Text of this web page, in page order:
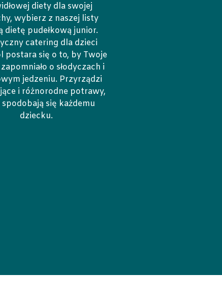
diety dla swojej
wybierz z naszej listy
dietę pudełkową junior.
catering dla dzieci
postara się o to, by Twoje
o słodyczach i
jedzeniu. Przyrządzi
i różnorodne potrawy,
się każdemu
dziecku.